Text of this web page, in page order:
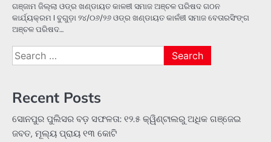
ଗଞ୍ଜାମ ଜିଲ୍ଲା ଓଡ୍ର ଖଣ୍ଡାୟତ କାଳଞୀ ସମାଜ ଅଞ୍ଚଳ ପରିଷଦ ଗଠନ
କାର୍ଯ୍ୟକ୍ରମ I ବୁଗୁଡ଼ା ୨୪/୦୬/୨୬ ଓଡ୍ର ଖଣ୍ଡାୟତ କାଳଁଞୀ ସମାଜ ବେତାରସିଂଙ୍ଗ
ଅଞ୍ଚଳ ପରିଷଦ…
Search
for:
Recent Posts
ସୋନପୁର ପୁଲିସର ବଡ଼ ସଫଳତା: ୧୨.୫ କ୍ୱିଣ୍ଟାଲରୁ ଅଧିକ ଗଞ୍ଜେଇ
ଜବତ, ମୂଲ୍ୟ ପ୍ରାୟ ୧୩ କୋଟି